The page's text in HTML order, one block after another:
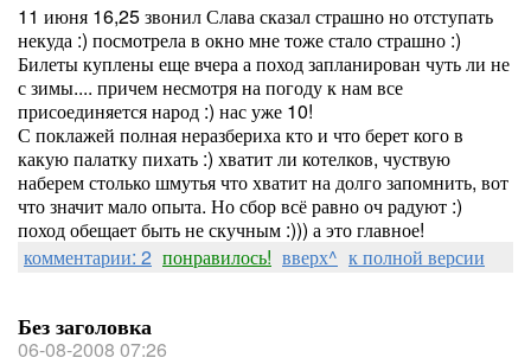
11 июня 16,25 звонил Слава сказал страшно но отступать
некуда :) посмотрела в окно мне тоже стало страшно :)
Билеты куплены еще вчера а поход запланирован чуть ли не
с зимы.... причем несмотря на погоду к нам все
присоединяется народ :) нас уже 10!
С поклажей полная неразбериха кто и что берет кого в
какую палатку пихать :) хватит ли котелков, чуствую
наберем столько шмутья что хватит на долго запомнить, вот
что значит мало опыта. Но сбор всё равно оч радуют :)
поход обещает быть не скучным :))) а это главное!
комментарии: 2 понравилось! вверх^ к полной версии
Без заголовка
06-08-2008 07:26